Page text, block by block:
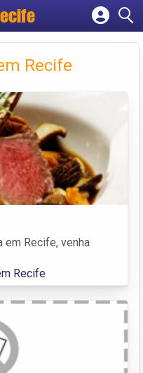
empresa
Recife
em Recife, venha
Recife